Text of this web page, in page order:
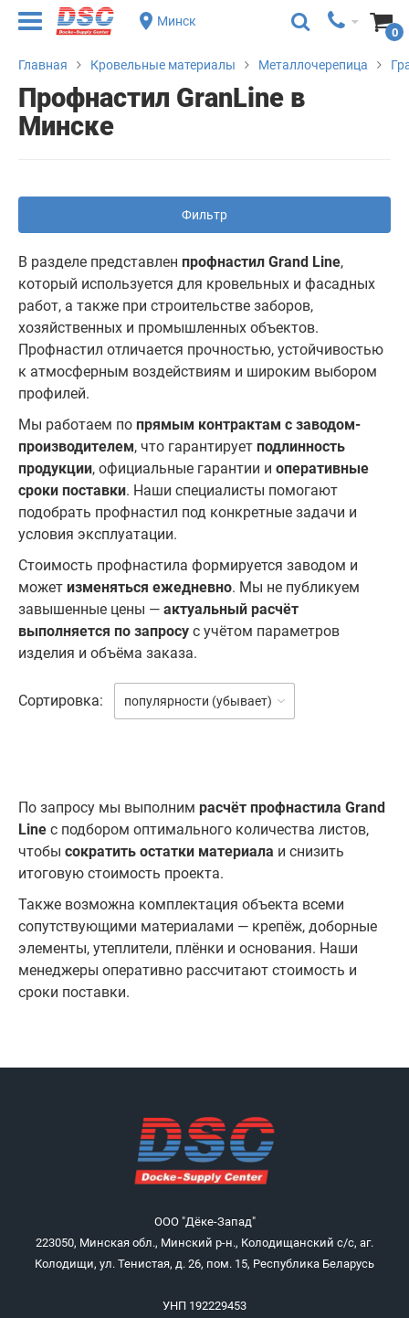
Минск
0
Главная Кровельные материалы Металлочерепица
Профнастил GranLine в
Минске
Фильтр
В разделе представлен профнастил Grand Line,
который используется для кровельных и фасадных
работ, а также при строительстве заборов,
хозяйственных и промышленных объектов.
Профнастил отличается прочностью, устойчивостью
к атмосферным воздействиям и широким выбором
профилей.
Мы работаем по прямым контрактам с заводом-
производителем, что гарантирует подлинность
продукции, официальные гарантии и оперативные
сроки поставки. Наши специалисты помогают
подобрать профнастил под конкретные задачи и
условия эксплуатации.
Стоимость профнастила формируется заводом и
может изменяться ежедневно. Мы не публикуем
завышенные цены — актуальный расчёт
выполняется по запросу с учётом параметров
изделия и объёма заказа.
Сортировка: популярности (убывает)
По запросу мы выполним расчёт профнастила Grand
Line с подбором оптимального количества листов,
чтобы сократить остатки материала и снизить
итоговую стоимость проекта.
Также возможна комплектация объекта всеми
сопутствующими материалами — крепёж, доборные
элементы, утеплители, плёнки и основания. Наши
менеджеры оперативно рассчитают стоимость и
сроки поставки.
ООО "Дёке-Запад"
223050, Минская обл., Минский р-н., Колодищанский с/с, аг.
Колодищи, ул. Тенистая, д. 26, пом. 15, Республика Беларусь
УНП 192229453